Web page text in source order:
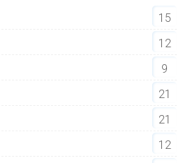
15
12
9
21
21
12